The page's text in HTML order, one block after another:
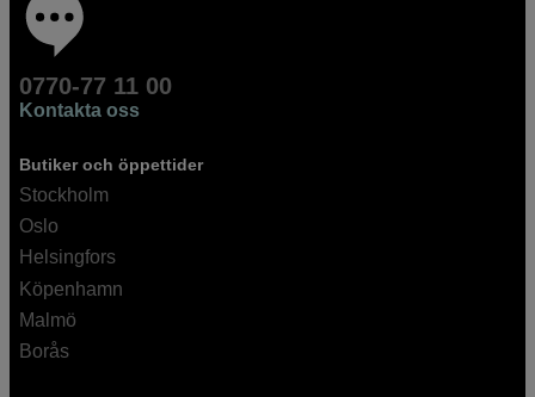
0770-77 11 00
Kontakta oss
Butiker och öppettider
Stockholm
Oslo
Helsingfors
Köpenhamn
Malmö
Borås